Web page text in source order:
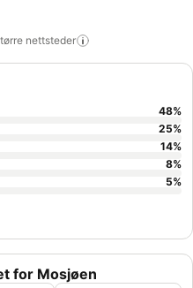
nettsteder
for Mosjøen
48%
25%
14%
8%
5%